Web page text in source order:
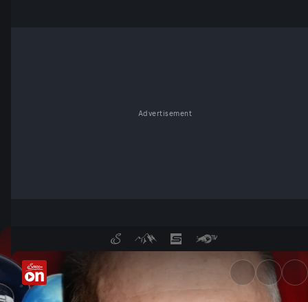
Advertisement
Wochenkommentar von